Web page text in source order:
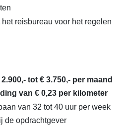
reisbureau voor het regelen
tot € 3.750,- per maand
van € 0,23 per kilometer
van 32 tot 40 uur per week
de opdrachtgever